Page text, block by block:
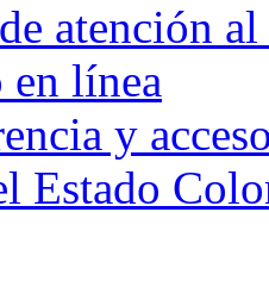
atención
en línea
y
Estado